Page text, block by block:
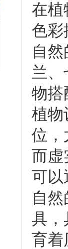
在植
色彩
自
兰
物搭
植物
位，
而虚
可以
自
具，
育着